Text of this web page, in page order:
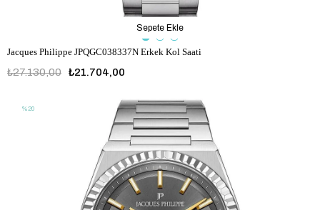
Jacques Philippe JPQGC038337N Erkek Kol Saati
₺21.704,00
₺27.130,00
Sepete Ekle
%20